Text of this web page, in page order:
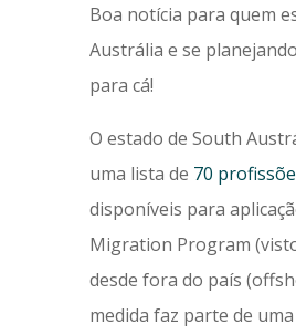
Boa notícia para quem
Austrália e se
para cá!
O estado de South
uma lista de 70
disponíveis para
Migration Program
desde fora do país
medida faz parte de